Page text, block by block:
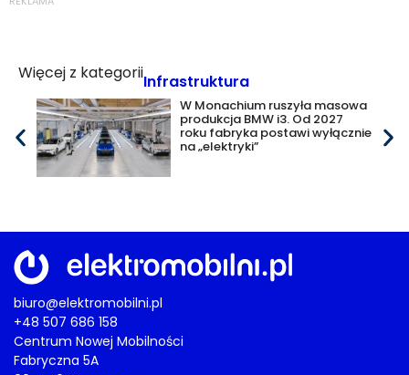
Więcej z kategoriiInfrastruktura
W Monachium ruszyła masowa
produkcja BMW i3. Od 2027
roku fabryka postawi wyłącznie
na „elektryki”
biuro@elektromobilni.pl
+48 507 686 158
Centrum Nowej Mobilności
Fabryczna 5A